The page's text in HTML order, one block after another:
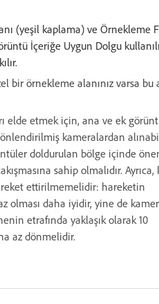
(yeşil kaplama) ve Örnekleme
İçeriğe Uygun Dolgu
bir örnekleme alanınız varsa bu
elde etmek için, ana ve ek
kameralardan
doldurulan bölge içinde
sahip olmalıdır. Ayrıca,
ettirilmemelidir: hareketin
olması daha iyidir, yine de
etrafında yaklaşık olarak 10
az dönmelidir.